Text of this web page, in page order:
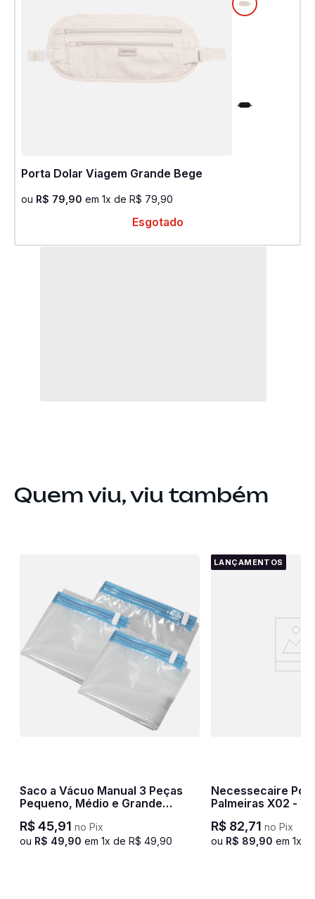
Porta Dolar Viagem Grande Bege
ou R$ 79 90 em 1x de R$ 79 90
Esgotado
Quem viu, viu também
Saco a Vácuo Manual 3 Peças
Pequeno, Médio e Grande
R$45,91 no Pix
ou R$ 49 90 em 1x de R$ 49 90
LANÇAMENTOS
Necessecaire
Palmeiras X02 -
R$ 82,71 no Pix
ou R$ 89 90 em 1x